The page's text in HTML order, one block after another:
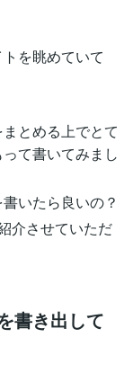
を眺めていて
とめる上でとて
て書いてみまし
いたら良いの？
介させていただ
書き出して